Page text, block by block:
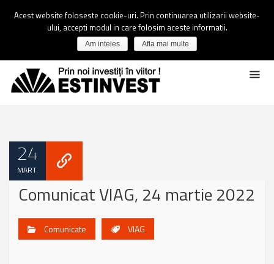
24
MART.
Comunicat VIAG, 24 martie 2022
Comunicate VIAG
Acest website foloseste cookie-uri. Prin continuarea utilizarii website-
ului, accepti modul in care folosim aceste informatii.
Am inteles Afla mai multe